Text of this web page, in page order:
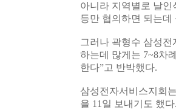
아니라 지역별로 날인
등만 협의하면 되는데
그러나 곽형수 삼성
하는데 많게는 7~8차
한다”고 반박했다.
삼성전자서비스지회
을 11일 보내기도 했